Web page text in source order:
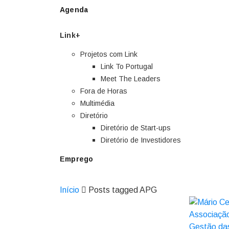
Agenda
Link+
Projetos com Link
Link To Portugal
Meet The Leaders
Fora de Horas
Multimédia
Diretório
Diretório de Start-ups
Diretório de Investidores
Emprego
Início Posts tagged APG